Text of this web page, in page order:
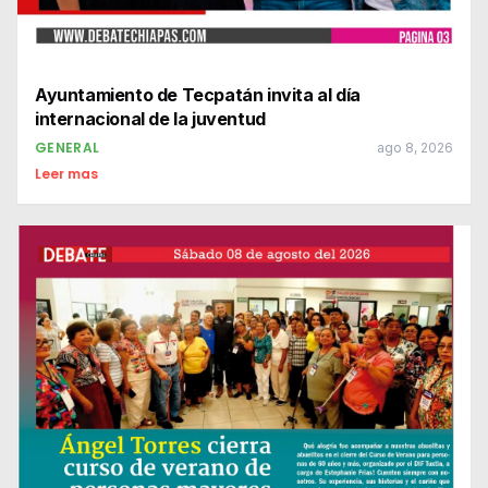
Ayuntamiento de Tecpatán invita al día
internacional de la juventud
GENERAL ago 8, 2026
Leer mas